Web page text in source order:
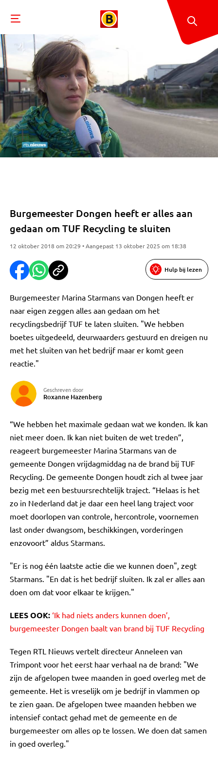
Burgemeester Dongen heeft er alles aan
gedaan om TUF Recycling te sluiten
12 oktober 2018 om 20:29 • Aangepast 13 oktober 2025 om 18:38
Hulp bij lezen
Burgemeester Marina Starmans van Dongen heeft er
naar eigen zeggen alles aan gedaan om het
recyclingsbedrijf TUF te laten sluiten. "We hebben
boetes uitgedeeld, deurwaarders gestuurd en dreigen nu
met het sluiten van het bedrijf maar er komt geen
reactie."
Geschreven door
Roxanne Hazenberg
“We hebben het maximale gedaan wat we konden. Ik kan
niet meer doen. Ik kan niet buiten de wet treden”,
reageert burgemeester Marina Starmans van de
gemeente Dongen vrijdagmiddag na de brand bij TUF
Recycling. De gemeente Dongen houdt zich al twee jaar
bezig met een bestuursrechtelijk traject. “Helaas is het
zo in Nederland dat je daar een heel lang traject voor
moet doorlopen van controle, hercontrole, voornemen
last onder dwangsom, beschikkingen, vorderingen
enzovoort” aldus Starmans.
"Er is nog één laatste actie die we kunnen doen", zegt
Starmans. "En dat is het bedrijf sluiten. Ik zal er alles aan
doen om dat voor elkaar te krijgen."
LEES OOK: ‘Ik had niets anders kunnen doen’,
burgemeester Dongen baalt van brand bij TUF Recycling
Tegen RTL Nieuws vertelt directeur Anneleen van
Trimpont voor het eerst haar verhaal na de brand: "We
zijn de afgelopen twee maanden in goed overleg met de
gemeente. Het is vreselijk om je bedrijf in vlammen op
te zien gaan. De afgelopen twee maanden hebben we
intensief contact gehad met de gemeente en de
burgemeester om alles op te lossen. We doen dat samen
in goed overleg."